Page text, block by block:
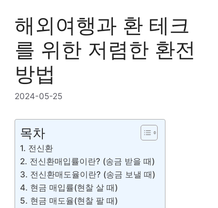
해외여행과 환 테크
를 위한 저렴한 환전
방법
2024-05-25
목차
1. 전신환
2. 전신환매입률이란? (송금 받을 때)
3. 전신환매도율이란? (송금 보낼 때)
4. 현금 매입률(현찰 살 때)
5. 현금 매도율(현찰 팔 때)